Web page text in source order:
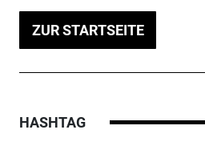
ZUR STARTSEITE
HASHTAG